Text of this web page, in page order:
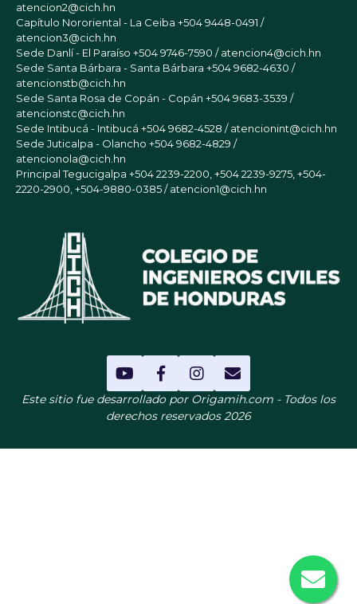
atencion2@cich.hn
Capítulo Nororiental - La Ceiba +504 9448-0491 /
atencion3@cich.hn
Sede Danlí - El Paraíso +504 9746-7590 / atencion4@cich.hn
Sede Santa Bárbara - Santa Bárbara +504 9682-4630 /
atencionstb@cich.hn
Sede Santa Rosa de Copán - Copán +504 9683-3539 /
atencionstc@cich.hn
Sede Intibucá - Intibucá +504 9682-4528 / atencionint@cich.hn
Sede Juticalpa - Olancho +504 9682-4829 /
atencionola@cich.hn
Principal Tegucigalpa +504 2239-2200, +504 2239-9275, +504-
2220-2900, +504-9880-0385 / atencion1@cich.hn
Este sitio fue desarrollado por Origamih.com - Todos los
derechos reservados 2026